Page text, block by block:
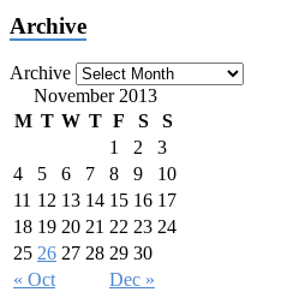
Archive
Archive
November 2013
M T W T F S S
« Oct Dec »
1 2
3
4
5 6 7 8 9
10
11 12 13 14 15 16 17
18 19 20 21 22 23 24
25 26 27 28 29 30